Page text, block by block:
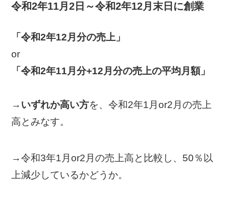
令和2年11月2日～令和2年12月末日に創業
「令和2年12月分の売上」
or
「令和2年11月分+12月分の売上の平均月額」
→ いずれか高い方を、令和2年1月or2月の売上
高とみなす。
→令和3年1月or2月の売上高と比較し、50％以
上減少しているかどうか。